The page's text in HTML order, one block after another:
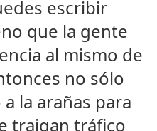
escribir
que la gente
al mismo de
no sólo
la arañas para
traigan tráfico